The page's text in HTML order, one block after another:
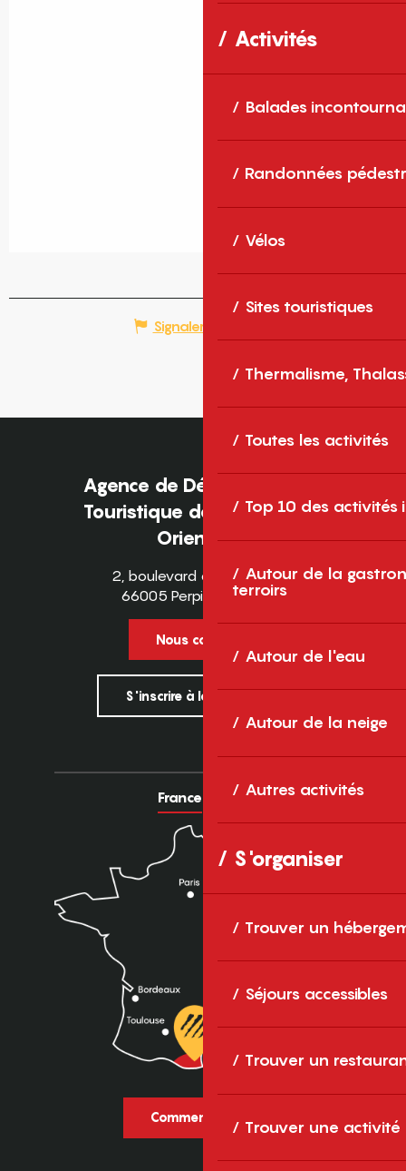
Activités
Balades
Randonnées
Vélos
Sites touristiques
Thermalisme,
Toutes les activités
Top 10 des activités
Autour de la
terroirs
Autour de l'eau
Autour de la neige
Autres activités
S'organiser
Trouver un
Séjours accessibles
Trouver un
Trouver une activité
Signaler une erreur
Agence de Développement
Touristique des Pyrénées-
Orientales
2, boulevard des Pyrénées
66005 Perpignan Cedex
Nous contacter
S'inscrire à la newsletter
France Europe
Comment venir ?